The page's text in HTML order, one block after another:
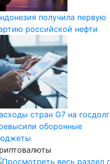
получила первую
российской нефти
стран G7 на госдолг
оборонные